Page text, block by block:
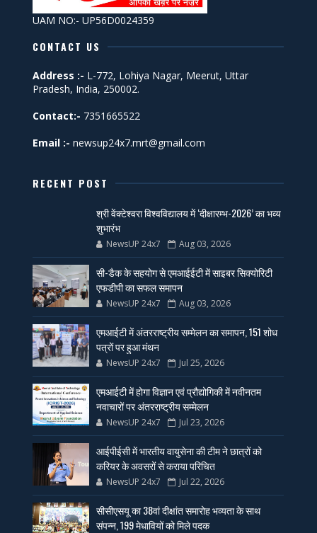
UAM NO:- UP56D0024359
CONTACT US
Address :- L-772, Lohiya Nagar, Meerut, Uttar
Pradesh, India, 250002.
Contact:- 7351665522
Email :- newsup24x7.mrt@gmail.com
RECENT POST
श्री वेंक्टेश्वरा विश्वविद्यालय में ‘दीक्षारम्भ-2026’ का भव्य
शुभारंभ
NewsUP 24x7 Aug 03, 2026
सी-डैक के सहयोग से एमआईईटी में साइबर सिक्योरिटी
एफडीपी का सफल समापन
NewsUP 24x7 Aug 03, 2026
एमआईटी में अंतरराष्ट्रीय सम्मेलन का समापन, 151 शोध
पत्रों पर हुआ मंथन
NewsUP 24x7 Jul 25, 2026
एमआईटी में होगा विज्ञान एवं प्रौद्योगिकी में नवीनतम
नवाचारों पर अंतरराष्ट्रीय सम्मेलन
NewsUP 24x7 Jul 23, 2026
आईपीईसी में भारतीय वायुसेना की टीम ने छात्रों को
करियर के अवसरों से कराया परिचित
NewsUP 24x7 Jul 22, 2026
सीसीएसयू का 38वां दीक्षांत समारोह भव्यता के साथ
संपन्न, 199 मेधावियों को मिले पदक